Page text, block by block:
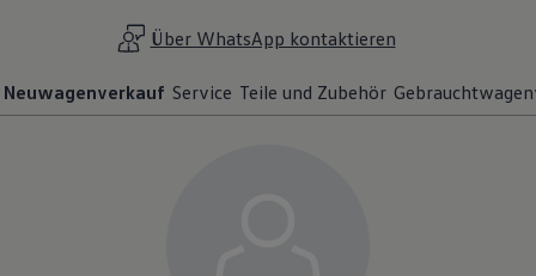
Über WhatsApp kontaktieren
Neuwagenverkauf Service Teile und Zubehör